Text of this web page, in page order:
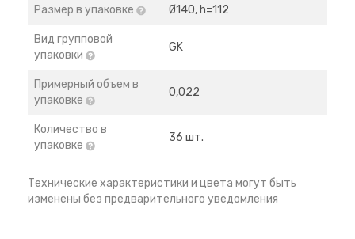
Размер в упаковке Ø140, h=112
Вид групповой
упаковки
GK
Примерный объем в
упаковке
0,022
Количество в
упаковке
36 шт.
Технические характеристики и цвета могут быть
изменены без предварительного уведомления